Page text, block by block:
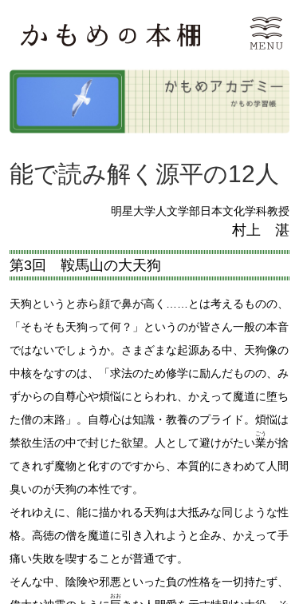
能で読み解く源平の12人
明星大学人文学部日本文化学科教授
村上 湛
第3回 鞍馬山の大天狗
天狗というと赤ら顔で鼻が高く……とは考えるものの、
「そもそも天狗って何？」というのが皆さん一般の本音
ではないでしょうか。さまざまな起源ある中、天狗像の
中核をなすのは、「求法のため修学に励んだものの、み
ずからの自尊心や煩悩にとらわれ、かえって魔道に堕ち
た僧の末路」。自尊心は知識・教養のプライド。煩悩は
禁欲生活の中で封じた欲望。人として避けがたい業
ごう
が捨
てきれず魔物と化すのですから、本質的にきわめて人間
臭いのが天狗の本性です。
それゆえに、能に描かれる天狗は大抵みな同じような性
格。高徳の僧を魔道に引き入れようと企み、かえって手
痛い失敗を喫することが普通です。
そんな中、陰険や邪悪といった負の性格を一切持たず、
おお